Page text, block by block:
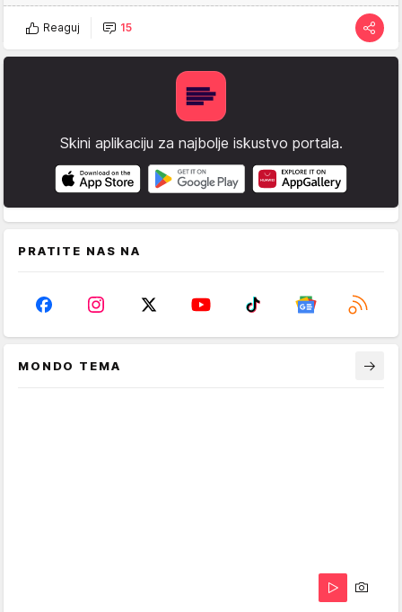
Reaguj 15
Skini aplikaciju za najbolje iskustvo portala.
PRATITE NAS NA
MONDO TEMA